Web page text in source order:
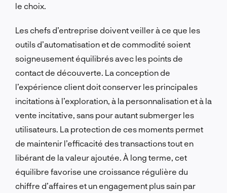
le choix.
Les chefs d’entreprise doivent veiller à ce que les
outils d’automatisation et de commodité soient
soigneusement équilibrés avec les points de
contact de découverte. La conception de
l’expérience client doit conserver les principales
incitations à l’exploration, à la personnalisation et à la
vente incitative, sans pour autant submerger les
utilisateurs. La protection de ces moments permet
de maintenir l’efficacité des transactions tout en
libérant de la valeur ajoutée. À long terme, cet
équilibre favorise une croissance régulière du
chiffre d’affaires et un engagement plus sain par